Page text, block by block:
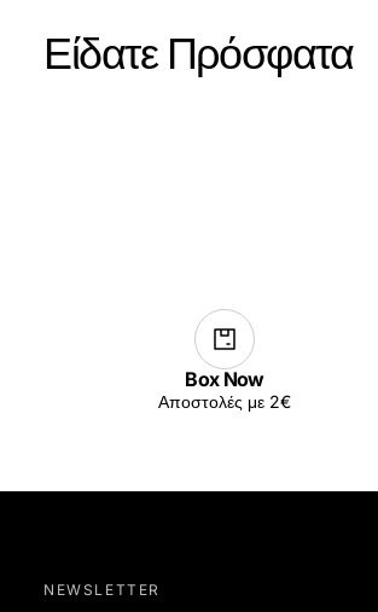
Είδατε Πρόσφατα
Box Now
Αποστολές με 2€
NEWSLETTER